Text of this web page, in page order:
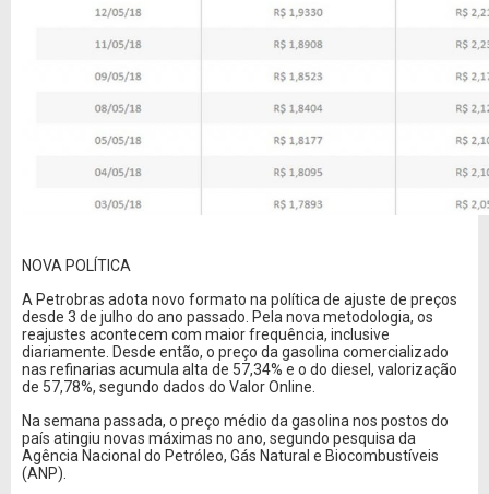
NOVA POLÍTICA
A Petrobras adota novo formato na política de ajuste de preços
desde 3 de julho do ano passado. Pela nova metodologia, os
reajustes acontecem com maior frequência, inclusive
diariamente. Desde então, o preço da gasolina comercializado
nas refinarias acumula alta de 57,34% e o do diesel, valorização
de 57,78%, segundo dados do Valor Online.
Na semana passada, o preço médio da gasolina nos postos do
país atingiu novas máximas no ano, segundo pesquisa da
Agência Nacional do Petróleo, Gás Natural e Biocombustíveis
(ANP).